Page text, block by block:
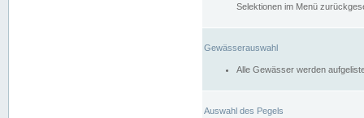
Selektionen im Menü
Gewässerauswahl
Alle Gewässer werden
Auswahl des Pegels